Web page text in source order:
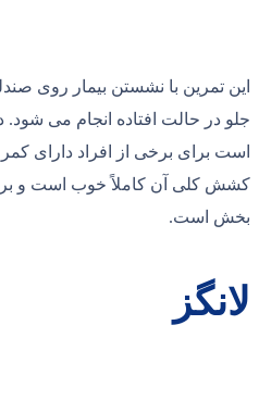
این تمرین با نشستن بیمار روی
جلو در حالت افتاده انجام می شود.
است برای برخی از افراد دارای کمر
کشش کلی آن کاملاً خوب است و
بخش است.
لانگز